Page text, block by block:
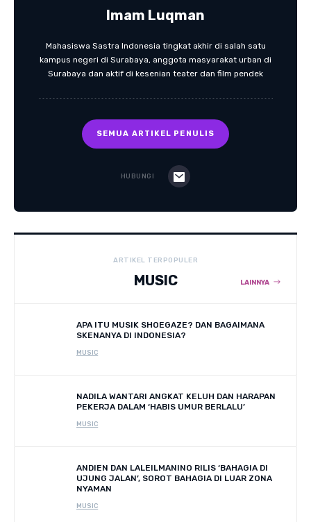
Imam Luqman
Mahasiswa Sastra Indonesia tingkat akhir di salah satu
kampus negeri di Surabaya, anggota masyarakat urban di
Surabaya dan aktif di kesenian teater dan film pendek
SEMUA ARTIKEL PENULIS
HUBUNGI
ARTIKEL TERPOPULER
MUSIC LAINNYA
APA ITU MUSIK SHOEGAZE? DAN BAGAIMANA
SKENANYA DI INDONESIA?
MUSIC
NADILA WANTARI ANGKAT KELUH DAN HARAPAN
PEKERJA DALAM ‘HABIS UMUR BERLALU’
MUSIC
ANDIEN DAN LALEILMANINO RILIS ‘BAHAGIA DI
UJUNG JALAN’, SOROT BAHAGIA DI LUAR ZONA
NYAMAN
MUSIC